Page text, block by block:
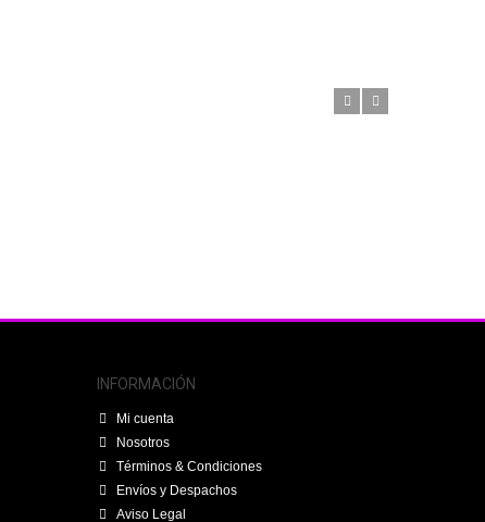
INFORMACIÓN
Mi cuenta
Nosotros
Términos & Condiciones
Envíos y Despachos
Aviso Legal